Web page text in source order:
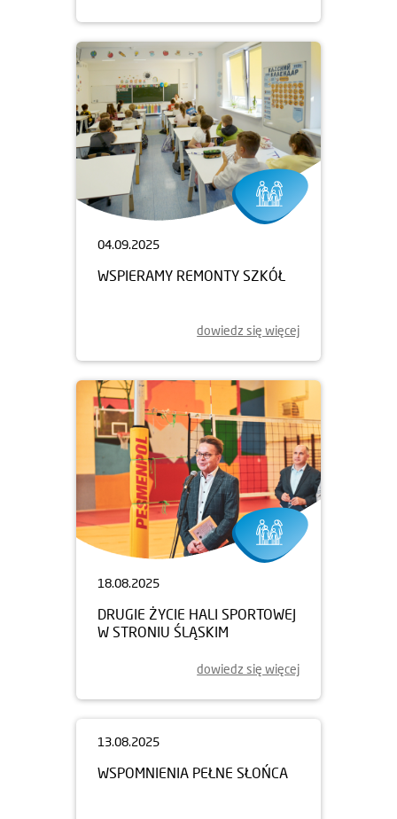
04.09.2025
WSPIERAMY REMONTY SZKÓŁ
dowiedz się więcej
18.08.2025
DRUGIE ŻYCIE HALI SPORTOWEJ
W STRONIU ŚLĄSKIM
dowiedz się więcej
13.08.2025
WSPOMNIENIA PEŁNE SŁOŃCA